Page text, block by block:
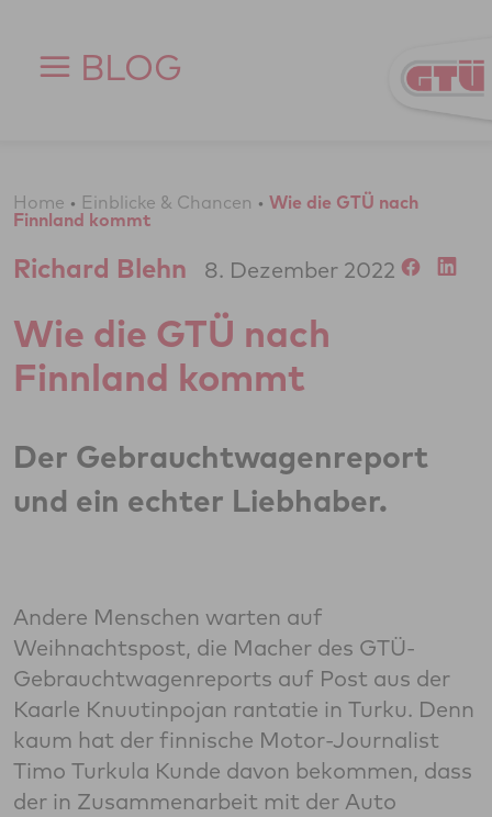
BLOG
Home • Einblicke & Chancen • Wie die GTÜ nach
Finnland kommt
Richard Blehn 8. Dezember 2022
Wie die GTÜ nach
Finnland kommt
Der Gebrauchtwagenreport
und ein echter Liebhaber.
Andere Menschen warten auf
Weihnachtspost, die Macher des GTÜ-
Gebrauchtwagenreports auf Post aus der
Kaarle Knuutinpojan rantatie in Turku. Denn
kaum hat der finnische Motor-Journalist
Timo Turkula Kunde davon bekommen, dass
der in Zusammenarbeit mit der Auto